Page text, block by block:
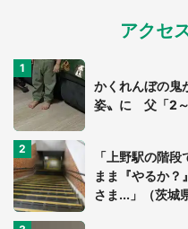
アクセ
かくれんぼの鬼
姿〟に 父「2～
「上野駅の階
まま『やるか？
さま...」（茨城